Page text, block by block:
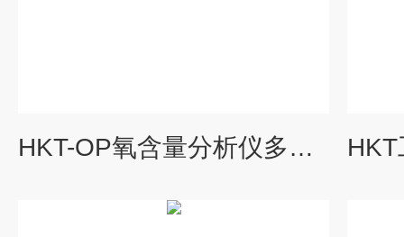
HKT-OP氧含量分析仪多种气体检测仪